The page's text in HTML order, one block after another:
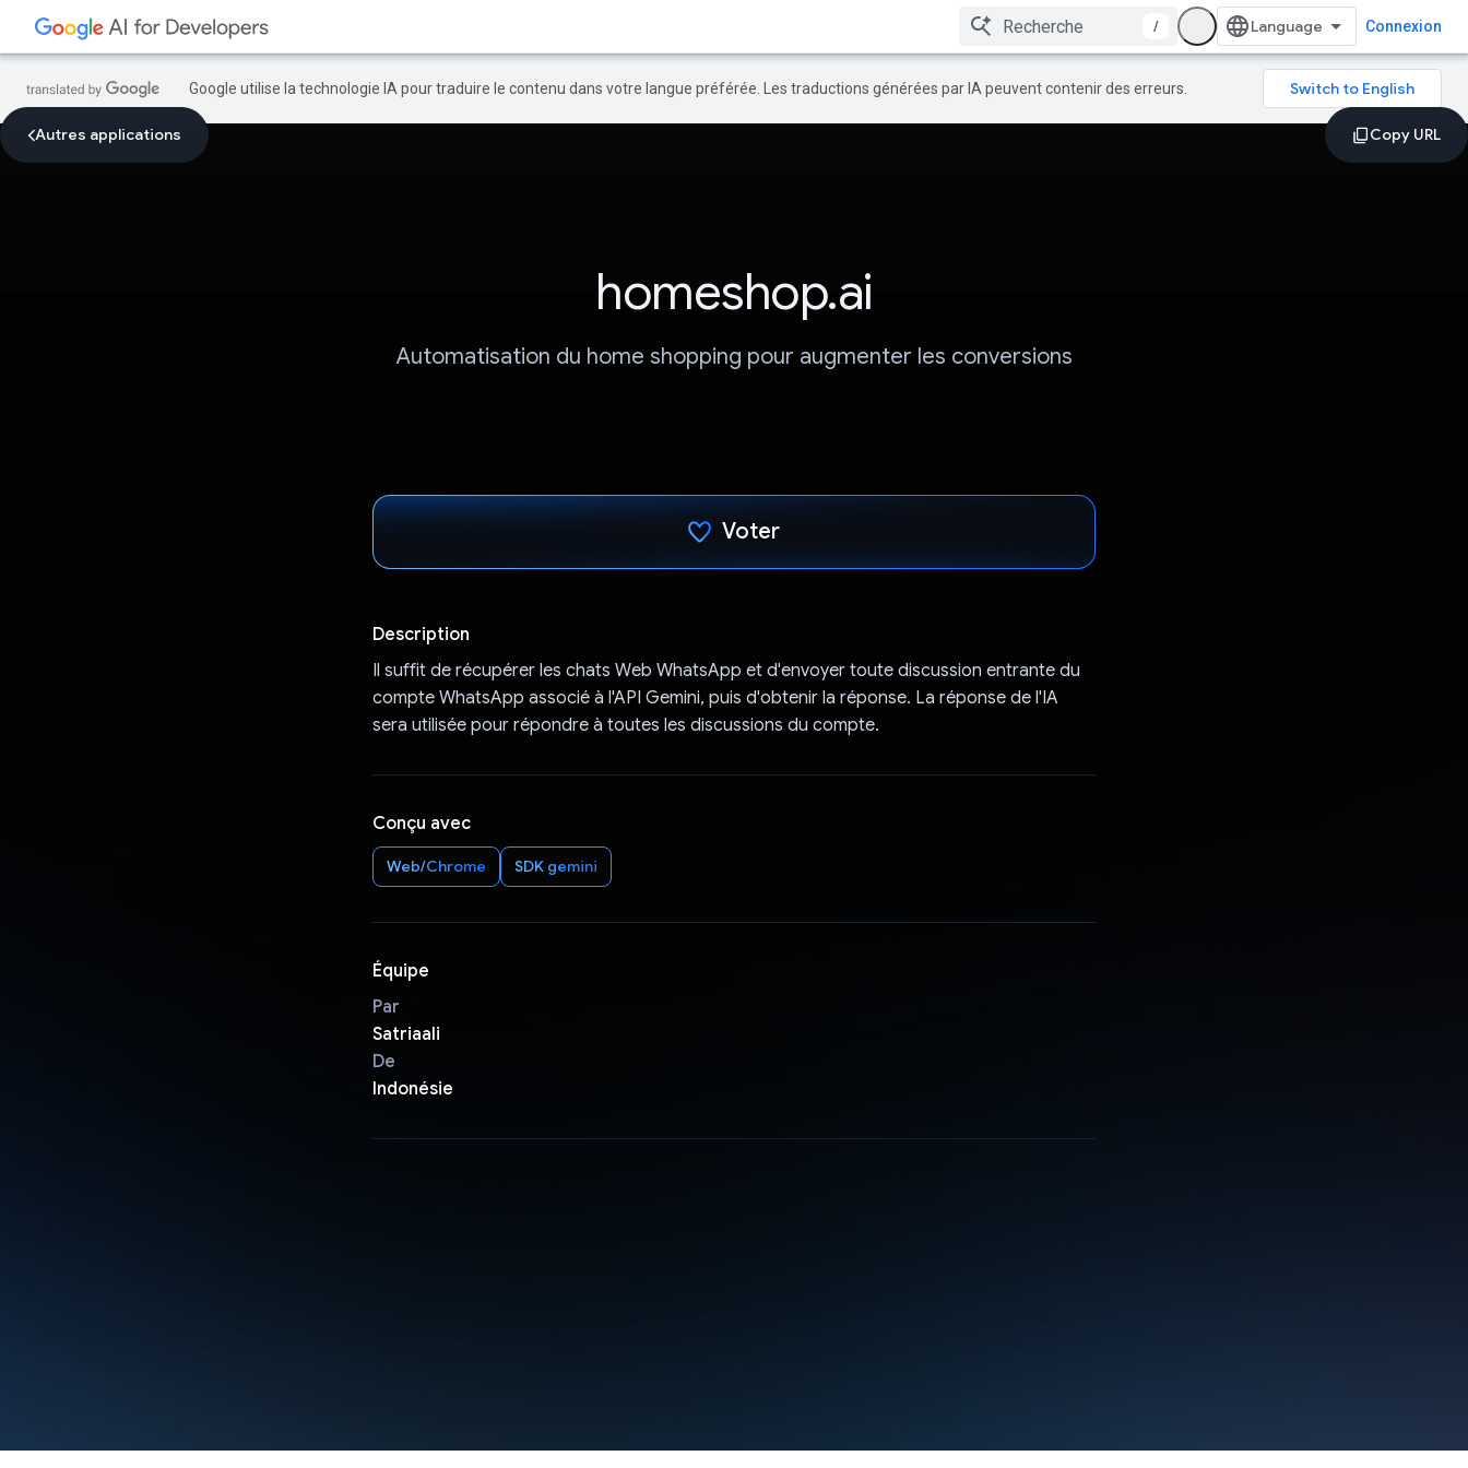
/ Connexion
Google utilise la technologie IA pour traduire le contenu dans votre langue préférée. Les traductions générées par IA peuvent contenir des erreurs.
Autres applications
homeshop.ai
Automatisation du home shopping pour augmenter les conversions
Voter
Description
Il suffit de récupérer les chats Web WhatsApp et d'envoyer toute discussion entrante du
compte WhatsApp associé à l'API Gemini, puis d'obtenir la réponse. La réponse de l'IA
sera utilisée pour répondre à toutes les discussions du compte.
Conçu avec
Web/Chrome SDK gemini
Équipe
Par
Satriaali
De
Indonésie